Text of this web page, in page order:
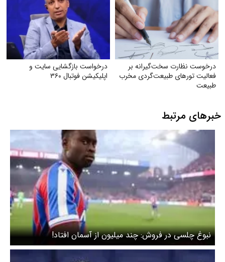
درخوست نظارت سخت‌گیرانه بر
فعالیت تورهای طبیعت‌گردی مخرب
طبیعت
درخواست بازگشایی سایت و
اپلیکیشن فوتبال ۳۶۰
خبرهای مرتبط
نبوغ چلسی در فروش: چند میلیون از آسمان افتاد!